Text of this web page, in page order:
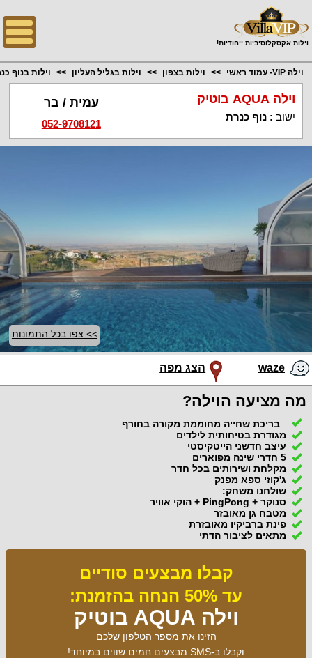
וילות אקסקלוסיביות ייחודיות!
וילה VIP- עמוד ראשי וילות בצפון וילות בגליל העליון וילות בנוף
וילה AQUA בוטיק
ישוב :נוף כנרת
עמית / בר
052-9708121
>> צפו בכל התמונות
waze הצג מפה
מה מציעה הוילה?
בריכת שחייה מחוממת מקורה בחורף
מגודרת בטיחותית לילדים
עיצב חדשני הייטקיסטי
5 חדרי שינה מפוארים
מקלחת ושירותים בכל חדר
ג'קוזי ספא מפנק
שולחנו משחק:
סנוקר + PingPong + הוקי אוויר
מטבח גן מאובזר
פינת ברביקיו מאובזרת
מתאים לציבור הדתי
קבלו מבצעים סודיים
עד 50% הנחה בהזמנת:
וילה AQUA בוטיק
הזינו את מספר הטלפון שלכם
וקבלו ב-SMS מבצעים חמים שווים במיוחד!